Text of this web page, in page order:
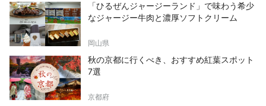
「ひるぜんジャージーランド」で味わう希少
なジャージー牛肉と濃厚ソフトクリーム
岡山県
秋の京都に行くべき、おすすめ紅葉スポット
7選
京都府